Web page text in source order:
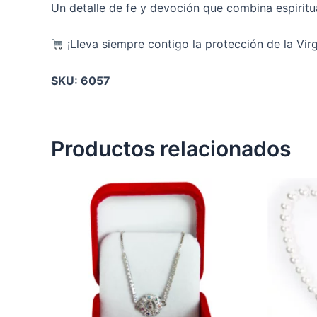
Un detalle de fe y devoción que combina
¡Lleva siempre contigo la protección de la
SKU: 6057
Productos relacionados